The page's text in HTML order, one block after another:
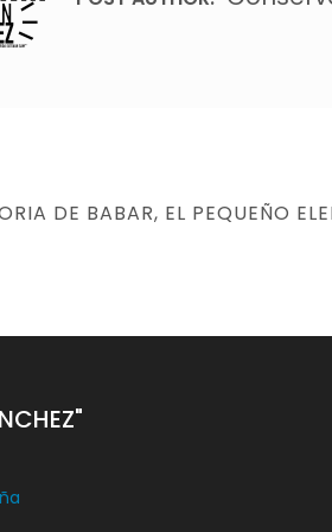
DE BABAR, EL PEQUEÑO